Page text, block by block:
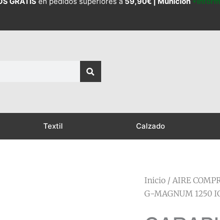
Textil Calzado
Inicio / AIRE
G-MAGNUM 1250